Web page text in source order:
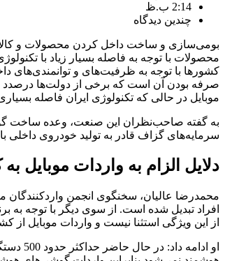
2:14 ب.ظ
چندین دیدگاه
بومی‌سازی و ساخت داخل کردن محصولات و
محصولات با توجه به فاصله بسیار زیاد با
کشورها با توجه به ظرفیت‌های و توانمندی‌های
صرفه بودن آن است که برخی از دولت‌ها درصدد
موبایل در حالی که تکنولوژی ایران فاصله
به گفته صاحب‌نظران این صنعت، وعده ساخت
سرمایه‌های گزاف قادر به تولید خودروی داخلی
دلایل الزام به واردات موبایل
محمدرضا عالیان، سخنگوی انجمن واردکنندگان
افراد تبدیل شده است. از سوی دیگر با توجه به
از این ویژگی استثنا نیست و واردات موبایل
او